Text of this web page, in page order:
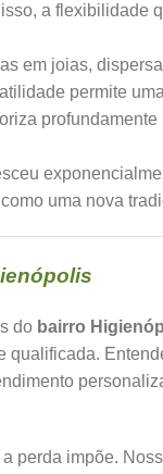
a flexibilidade
em joias,
permite
uma nova
do bairro
qualificada.
perda impõe.